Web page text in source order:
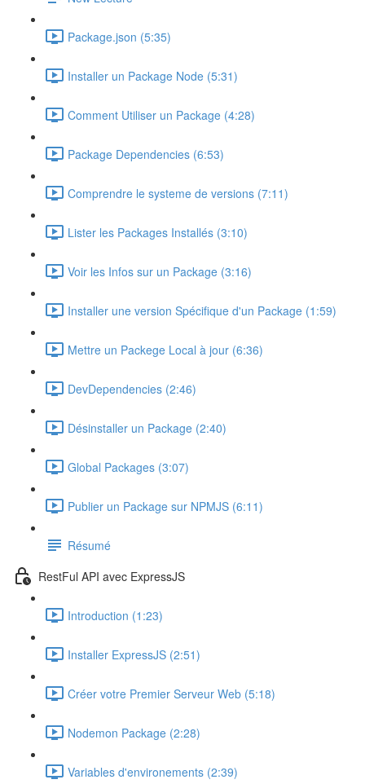
Package.json (5:35)
Installer un Package Node (5:31)
Comment Utiliser un Package (4:28)
Package Dependencies (6:53)
Comprendre le systeme de versions (7:11)
Lister les Packages Installés (3:10)
Voir les Infos sur un Package (3:16)
Installer une version Spécifique d'un Package (1:59)
Mettre un Packege Local à jour (6:36)
DevDependencies (2:46)
Désinstaller un Package (2:40)
Global Packages (3:07)
Publier un Package sur NPMJS (6:11)
Résumé
RestFul API avec ExpressJS
Introduction (1:23)
Installer ExpressJS (2:51)
Créer votre Premier Serveur Web (5:18)
Nodemon Package (2:28)
Variables d'environements (2:39)